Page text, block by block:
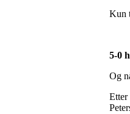
Kun
5-0
Og
Etter